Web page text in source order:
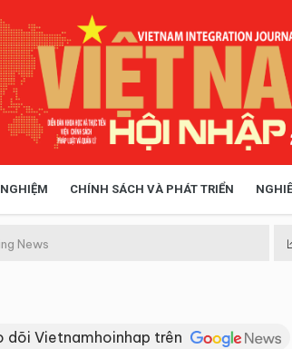
CHÍNH SÁCH VÀ PHÁT TRIỂN
News
dõi Vietnamhoinhap trên